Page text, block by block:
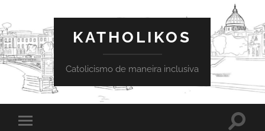
KATHOLIKOS
Catolicismo de maneira inclusiva
Toggle